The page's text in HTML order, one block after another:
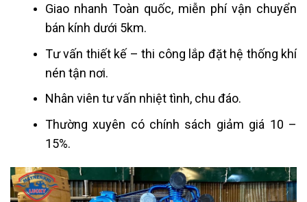
Giao nhanh Toàn quốc, miễn phí vận chuyển
bán kính dưới 5km.
Tư vấn thiết kế – thi công lắp đặt hệ thống khí
nén tận nơi.
Nhân viên tư vấn nhiệt tình, chu đáo.
Thường xuyên có chính sách giảm giá 10 –
15%.